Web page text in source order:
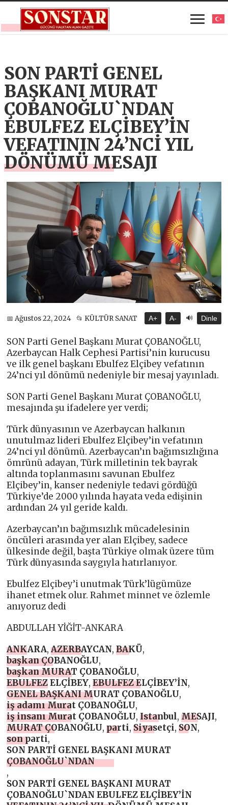
SON PARTİ GENEL
BAŞKANI MURAT
ÇOBANOĞLU`NDAN
EBULFEZ ELÇİBEY’İN
VEFATININ 24’NCİ YIL
DÖNÜMÜ MESAJI
📅 Ağustos 22, 2024 📂 KÜLTÜR SANAT A+ A- 🔊 Dinle
SON Parti Genel Başkanı Murat ÇOBANOĞLU,
Azerbaycan Halk Cephesi Partisi’nin kurucusu
ve ilk genel başkanı Ebulfez Elçibey vefatının
24’nci yıl dönümü nedeniyle bir mesaj yayınladı.
SON Parti Genel Başkanı Murat ÇOBANOĞLU,
mesajında şu ifadelere yer verdi;
Türk dünyasının ve Azerbaycan halkının
unutulmaz lideri Ebulfez Elçibey’in vefatının
24’nci yıl dönümü. Azerbaycan’ın bağımsızlığına
ömrünü adayan, Türk milletinin tek bayrak
altında toplanmasını savunan Ebulfez
Elçibey’in, kanser nedeniyle tedavi gördüğü
Türkiye’de 2000 yılında hayata veda edişinin
ardından 24 yıl geride kaldı.
Azerbaycan’ın bağımsızlık mücadelesinin
öncüleri arasında yer alan Elçibey, sadece
ülkesinde değil, başta Türkiye olmak üzere tüm
Türk dünyasında saygıyla hatırlanıyor.
Ebulfez Elçibey’i unutmak Türk’lügümüze
ihanet etmek olur. Rahmet minnet ve özlemle
anıyoruz dedi
ABDULLAH YİĞİT-ANKARA
ANKARA,AZERBAYCAN,BAKÜ,
başkan ÇOBANOĞLU,
başkan MURAT ÇOBANOĞLU,
EBULFEZ ELÇİBEY,EBULFEZ ELÇİBEY’İN,
GENEL BAŞKANI MURAT ÇOBANOĞLU,
iş adamı Murat ÇOBANOĞLU,
iş insanı Murat ÇOBANOĞLU,Istanbul,MESAJI,
MURAT ÇOBANOĞLU,parti,Siyasetçi,SON,
son parti,
SON PARTİ GENEL BAŞKANI MURAT
ÇOBANOĞLU`NDAN
,
SON PARTİ GENEL BAŞKANI MURAT
ÇOBANOĞLU`NDAN EBULFEZ ELÇİBEY’İN